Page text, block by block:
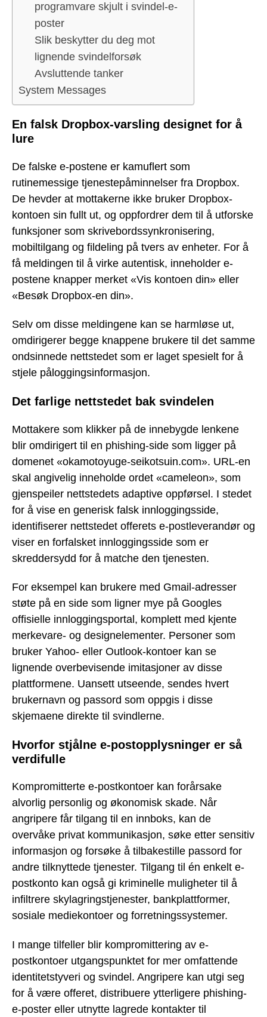
programvare skjult i svindel-e-
poster
Slik beskytter du deg mot
lignende svindelforsøk
Avsluttende tanker
System Messages
En falsk Dropbox-varsling designet for å
lure
De falske e-postene er kamuflert som
rutinemessige tjenestepåminnelser fra Dropbox.
De hevder at mottakerne ikke bruker Dropbox-
kontoen sin fullt ut, og oppfordrer dem til å utforske
funksjoner som skrivebordssynkronisering,
mobiltilgang og fildeling på tvers av enheter. For å
få meldingen til å virke autentisk, inneholder e-
postene knapper merket «Vis kontoen din» eller
«Besøk Dropbox-en din».
Selv om disse meldingene kan se harmløse ut,
omdirigerer begge knappene brukere til det samme
ondsinnede nettstedet som er laget spesielt for å
stjele påloggingsinformasjon.
Det farlige nettstedet bak svindelen
Mottakere som klikker på de innebygde lenkene
blir omdirigert til en phishing-side som ligger på
domenet «okamotoyuge-seikotsuin.com». URL-en
skal angivelig inneholde ordet «cameleon», som
gjenspeiler nettstedets adaptive oppførsel. I stedet
for å vise en generisk falsk innloggingsside,
identifiserer nettstedet offerets e-postleverandør og
viser en forfalsket innloggingsside som er
skreddersydd for å matche den tjenesten.
For eksempel kan brukere med Gmail-adresser
støte på en side som ligner mye på Googles
offisielle innloggingsportal, komplett med kjente
merkevare- og designelementer. Personer som
bruker Yahoo- eller Outlook-kontoer kan se
lignende overbevisende imitasjoner av disse
plattformene. Uansett utseende, sendes hvert
brukernavn og passord som oppgis i disse
skjemaene direkte til svindlerne.
Hvorfor stjålne e-postopplysninger er så
verdifulle
Kompromitterte e-postkontoer kan forårsake
alvorlig personlig og økonomisk skade. Når
angripere får tilgang til en innboks, kan de
overvåke privat kommunikasjon, søke etter sensitiv
informasjon og forsøke å tilbakestille passord for
andre tilknyttede tjenester. Tilgang til én enkelt e-
postkonto kan også gi kriminelle muligheter til å
infiltrere skylagringstjenester, bankplattformer,
sosiale mediekontoer og forretningssystemer.
I mange tilfeller blir kompromittering av e-
postkontoer utgangspunktet for mer omfattende
identitetstyveri og svindel. Angripere kan utgi seg
for å være offeret, distribuere ytterligere phishing-
e-poster eller utnytte lagrede kontakter til